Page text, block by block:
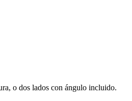
o dos lados con ángulo incluido.